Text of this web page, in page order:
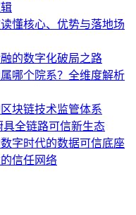
懂核心、优势与落地场
的数字化破局之路
哪个院系？全维度解析
块链技术监管体系
全链路可信新生态
字时代的数据可信底座
信任网络